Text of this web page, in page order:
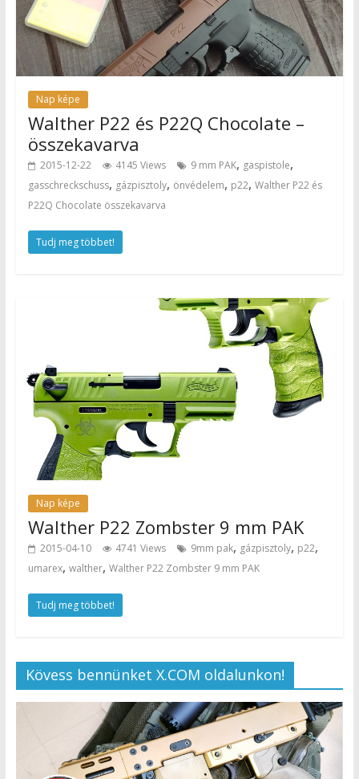
Nap képe
Walther P22 és P22Q Chocolate –
összekavarva
2015-12-22 4145 Views 9 mm PAK, gaspistole,
gasschreckschuss, gázpisztoly, önvédelem, p22, Walther P22 és
P22Q Chocolate összekavarva
Tudj meg többet!
Nap képe
Walther P22 Zombster 9 mm PAK
2015-04-10 4741 Views 9mm pak, gázpisztoly, p22,
umarex, walther, Walther P22 Zombster 9 mm PAK
Tudj meg többet!
Kövess bennünket X.COM oldalunkon!